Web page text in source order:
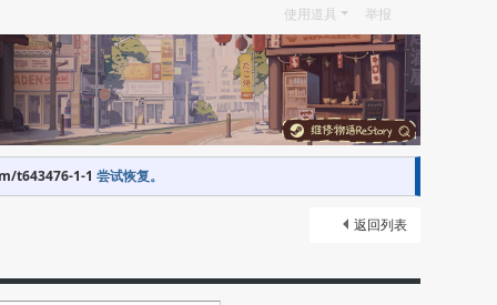
使用道具 举报
t643476-1-1 尝试恢复。
返回列表